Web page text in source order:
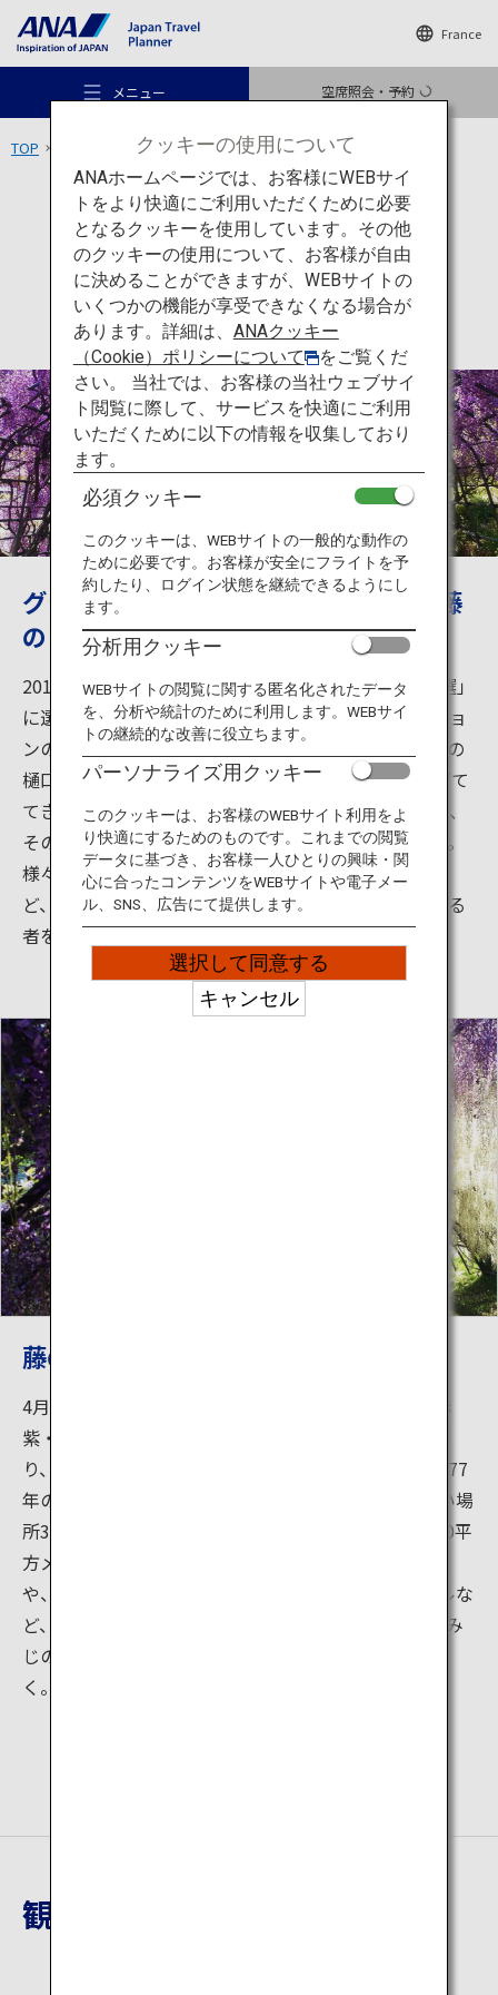
France
メニュー 空席照会・予約
おすすめの旅
旅のアイデア
行き先
旅のお役立ち情報
ANA サービス
TOP 河内藤園
アクティビティ 福岡
河内藤園
グラデーションが美しい、めくるめく藤
のトンネル
2015年にアメリカCNNの「日本の最も美しい場所31選」
に選ばれた河内藤園。一番の見どころは、グラデーショ
ンの美しい見事な藤のトンネルです。ここは、創設者の
樋口正男さんとその家族が50年間、深い愛情を注ぎ育て
てきた個人所有の藤園です。22種類の沢山の藤の花を、
その香りに包まれゆっくりと堪能することができます。
様々な種類の藤のトンネルや大藤棚、ドーム状の藤な
ど、初代の情熱を受け継ぎ育てられた藤の花たちは見る
者を飽きさせません。
藤の鑑賞
4月下旬～5月中旬の時期には、野田長藤・口紅藤・赤
紫・紅・白など、22種類の藤の花がいっせいに咲き誇
り、園内は甘い香りと濃淡の紫の花に包まれます。1977
年の開園ですが、2015年のCNNの「日本の最も美しい場
所31選」選出で、一気に人気に火が付きました。3000平
方メートルを超える大きさに広がる野田長藤の大藤棚
や、80メートルと110メートルの2種類の藤のトンネルな
ど、手入れの行き届いた藤の絶景に圧倒されます。もみ
じの新緑のグリーンと紫のコントラストもお見逃しな
く。
観光地詳細
クッキーの使用について
ANAホームページでは、お客様にWEBサイ
トをより快適にご利用いただくために必要
となるクッキーを使用しています。その他
のクッキーの使用について、お客様が自由
に決めることができますが、WEBサイトの
いくつかの機能が享受できなくなる場合が
あります。詳細は、 ANAクッキー
（Cookie）ポリシーについて
をご覧くだ
さい。 当社では、お客様の当社ウェブサイ
ト閲覧に際して、サービスを快適にご利用
いただくために以下の情報を収集しており
ます。
必須クッキー
このクッキーは、WEBサイトの一般的な動作の
ために必要です。お客様が安全にフライトを予
約したり、ログイン状態を継続できるようにし
ます。
分析用クッキー
WEBサイトの閲覧に関する匿名化されたデータ
を、分析や統計のために利用します。WEBサイ
トの継続的な改善に役立ちます。
パーソナライズ用クッキー
このクッキーは、お客様のWEBサイト利用をよ
り快適にするためのものです。これまでの閲覧
データに基づき、お客様一人ひとりの興味・関
心に合ったコンテンツをWEBサイトや電子メー
ル、SNS、広告にて提供します。
選択して同意する
キャンセル